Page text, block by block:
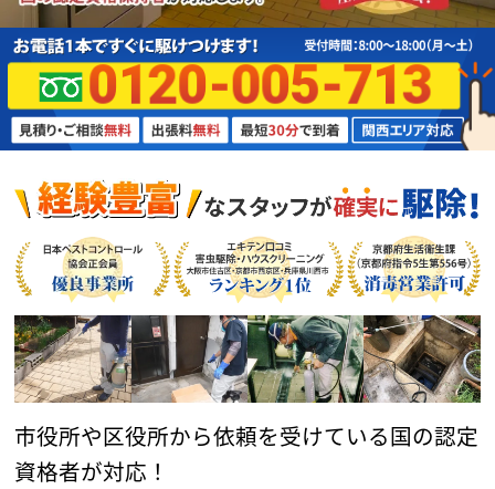
0120-005-713
市役所や区役所から依頼を受けている国の認定
資格者が対応！